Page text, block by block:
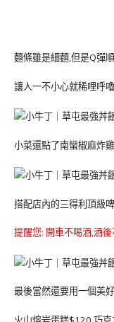
麵條雖是細麵,但是Q彈
讓人一不小心就稀哩呼
小菜還點了南蠻椒麻炸
搭配店內的三得利頂級
提醒您: 開車不喝酒,酒
最後當然還要用一個美